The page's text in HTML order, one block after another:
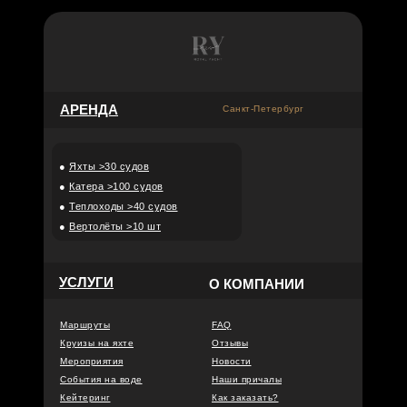
FAQ
Отзывы
Новости
Наши причалы
Как заказать?
Маршруты
Круизы на яхте
Мероприятия
События на воде
Кейтеринг
АРЕНДА
О КОМПАНИИ
● Яхты >30 судов
● Катера >100 судов
● Теплоходы >40 судов
● Вертолёты >10 шт
Санкт-Петербург
УСЛУГИ